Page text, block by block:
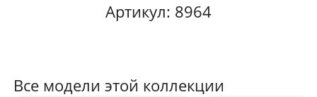
Артикул: 8964
Все модели этой коллекции